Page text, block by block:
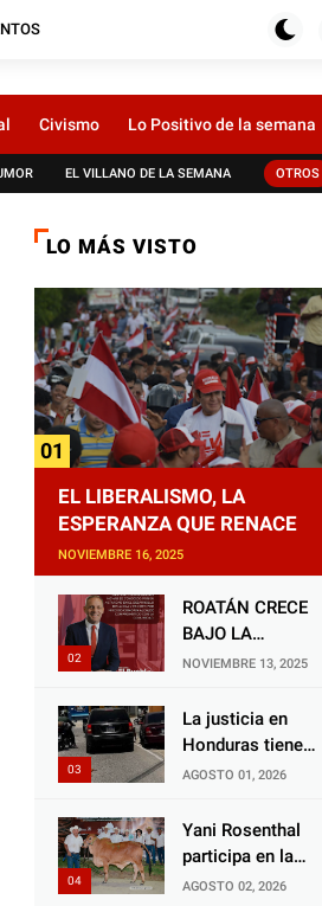
Civismo Lo Positivo de la semana
EL VILLANO DE LA SEMANA OTROS
LO MÁS VISTO
EL LIBERALISMO, LA
ESPERANZA QUE RENACE
NOVIEMBRE 16, 2025
ROATÁN CRECE
BAJO LA
ALCALDÍA DE RON
GESTOR ALIADO
DE LA
NOVIEMBRE 13, 2025
La justicia en
Honduras tiene
una deuda
animales, y
negarse a castigar
AGOSTO 01, 2026
Yani Rosenthal
participa en la
Feria Nacional
AGOSTO 02, 2026